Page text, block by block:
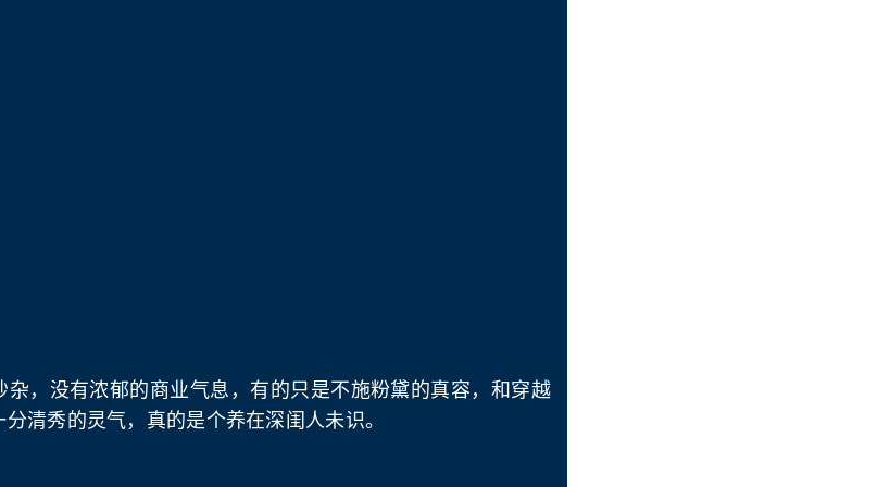
杂，没有浓郁的商业气息，有的只是不施粉黛的真容，和穿越
清秀的灵气，真的是个养在深闺人未识。